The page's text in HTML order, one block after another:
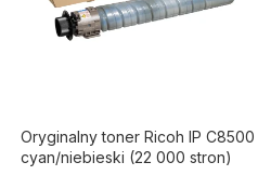
Oryginalny toner Ricoh IP C8500
cyan/niebieski (22 000 stron)